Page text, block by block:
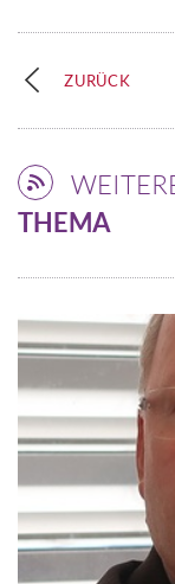
ZURÜCK
THEMA